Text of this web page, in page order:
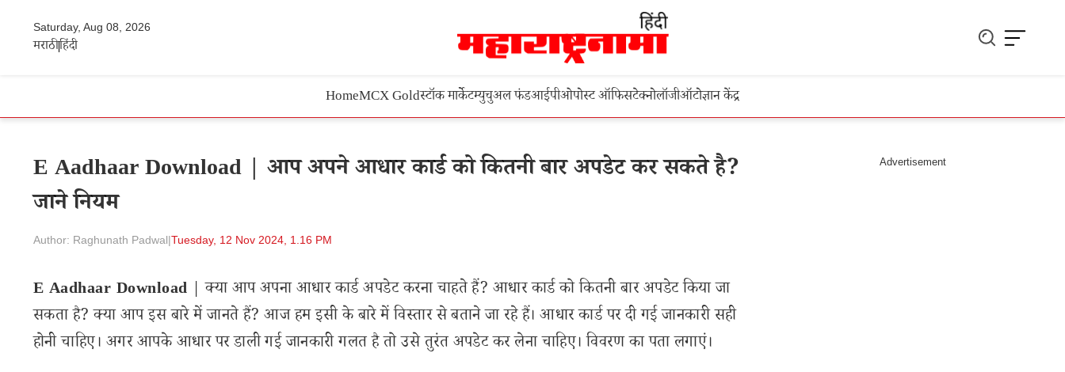
Saturday, Aug 08, 2026
मराठीहिंदी
HomeMCX Goldस्टॉक मार्केटम्युचुअल फंडआईपीओपोस्ट ऑफिसटेक्नोलॉजीऑटोज्ञान केंद्र
E Aadhaar Download | आप अपने आधार कार्ड को कितनी बार अपडेट कर सकते है?
जाने नियम
Author: Raghunath Padwal|Tuesday, 12 Nov 2024, 1.16 PM
E Aadhaar Download | क्या आप अपना आधार कार्ड अपडेट करना चाहते हैं? आधार कार्ड को कितनी बार अपडेट किया जा
सकता है? क्या आप इस बारे में जानते हैं? आज हम इसी के बारे में विस्तार से बताने जा रहे हैं। आधार कार्ड पर दी गई जानकारी सही
होनी चाहिए। अगर आपके आधार पर डाली गई जानकारी गलत है तो उसे तुरंत अपडेट कर लेना चाहिए। विवरण का पता लगाएं।